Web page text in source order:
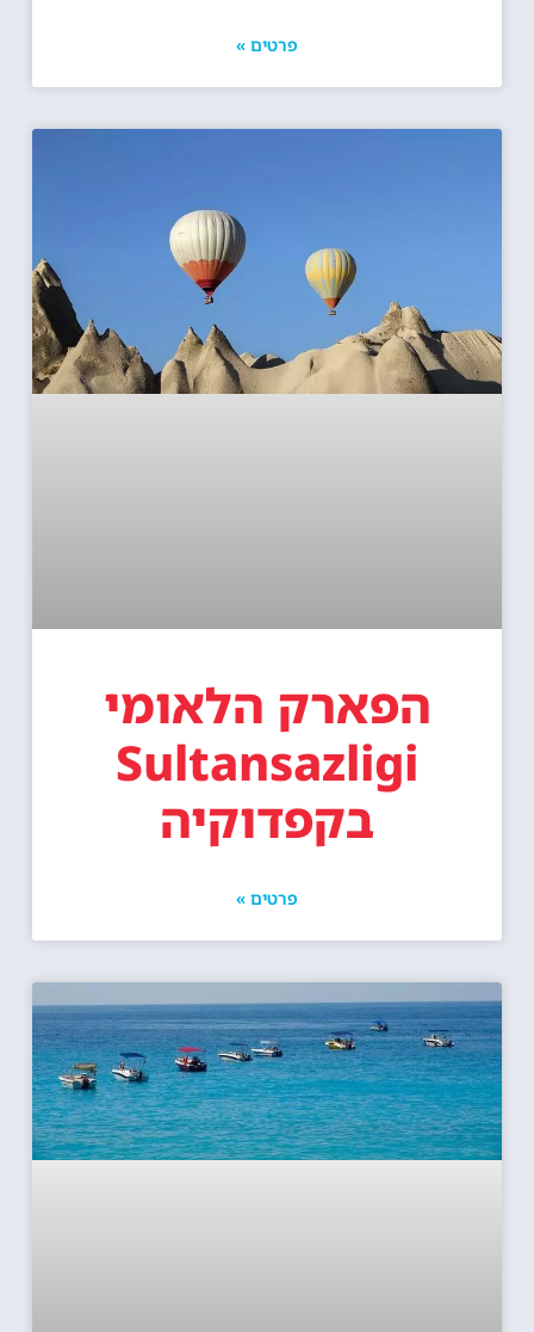
פרטים »
הפארק הלאומי
Sultansazligi
בקפדוקיה
פרטים »